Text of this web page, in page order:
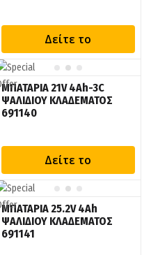
Δείτε το
ΜΠΑΤΑΡΙΑ 21V 4Ah-3C
ΨΑΛΙΔΙΟΥ ΚΛΑΔΕΜΑΤΟΣ
691140
Δείτε το
ΜΠΑΤΑΡΙΑ 25.2V 4Ah
ΨΑΛΙΔΙΟΥ ΚΛΑΔΕΜΑΤΟΣ
691141